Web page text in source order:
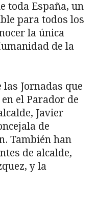
toda España, un
para todos los
la única
de la
Jornadas que
el Parador de
Javier
de
También han
de alcalde,
y la